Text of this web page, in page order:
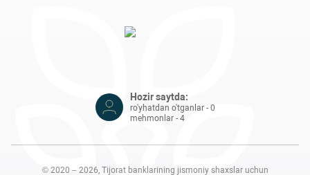
Hozir saytda:
ro'yhatdan o'tganlar - 0
mehmonlar - 4
© 2020 – 2026, Tijorat banklarining jismoniy shaxslar uchun